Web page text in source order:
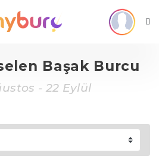
Başak Burcu
- 22 Eylül